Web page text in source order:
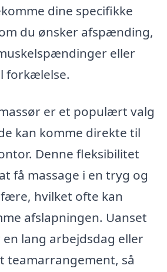
dine specifikke
du ønsker afspænding,
eller
forkælelse.
er et populært valg
kan komme direkte til
Denne fleksibilitet
få massage i en tryg og
hvilket ofte kan
afslapningen. Uanset
lang arbejdsdag eller
teamarrangement, så